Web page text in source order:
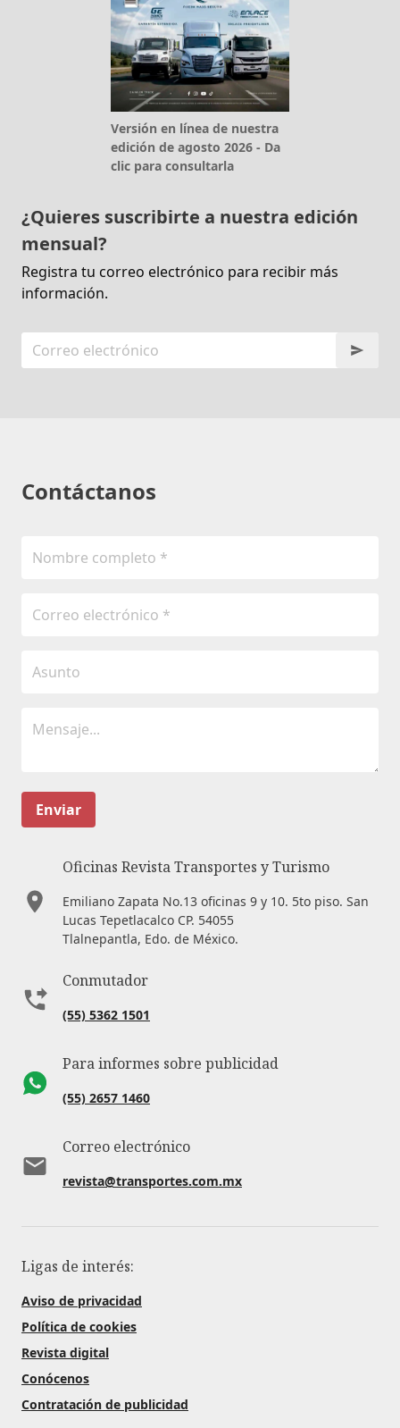
Versión en línea de nuestra
edición de agosto 2026 - Da
clic para consultarla
¿Quieres suscribirte a nuestra edición
mensual?
Registra tu correo electrónico para recibir más
información.
Contáctanos
Enviar
Oficinas Revista Transportes y Turismo
Emiliano Zapata No.13 oficinas 9 y 10. 5to piso. San
Lucas Tepetlacalco CP. 54055
Tlalnepantla, Edo. de México.
Conmutador
(55) 5362 1501
Para informes sobre publicidad
(55) 2657 1460
Correo electrónico
revista@transportes.com.mx
Ligas de interés:
Aviso de privacidad
Política de cookies
Revista digital
Conócenos
Contratación de publicidad